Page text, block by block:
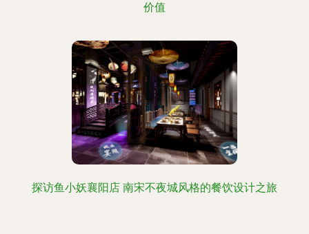
价值
探访鱼小妖襄阳店 南宋不夜城风格的餐饮设计之旅